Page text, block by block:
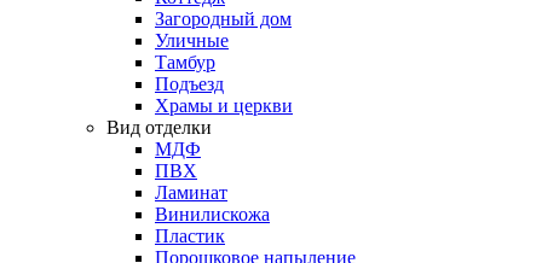
Загородный дом
Уличные
Тамбур
Подъезд
Храмы и церкви
Вид отделки
МДФ
ПВХ
Ламинат
Винилискожа
Пластик
Порошковое напыление